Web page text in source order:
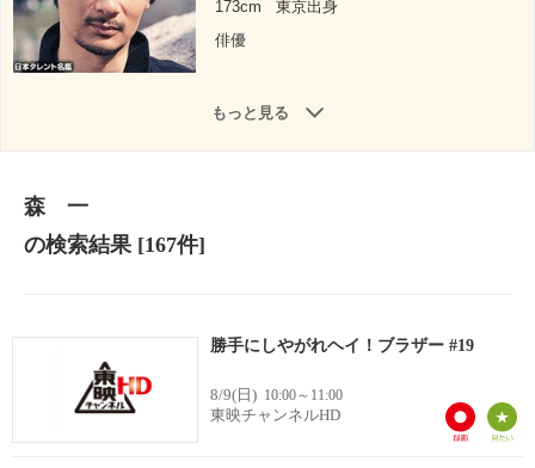
173cm
東京出身
俳優
もっと見る
森 一
の検索結果[167件]
勝手にしやがれヘイ！ブラザー #19
8/9(日) 10:00～11:00
東映チャンネルHD